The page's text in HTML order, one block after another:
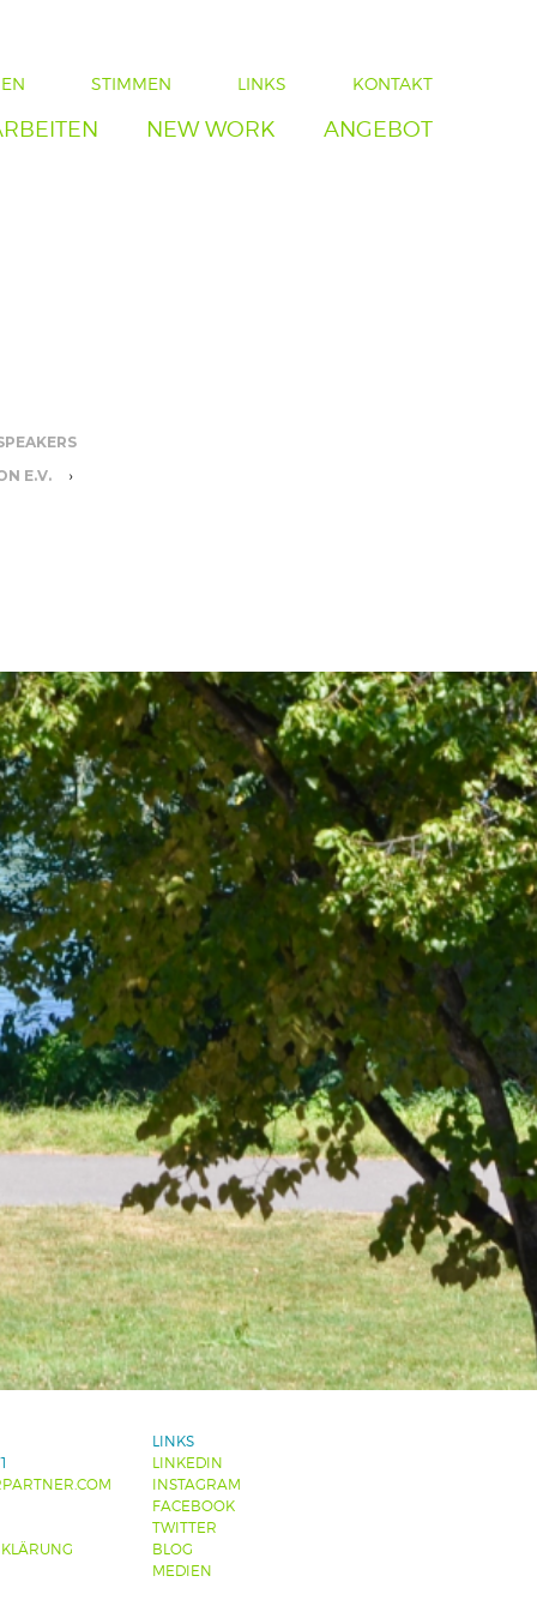
STIMMEN LINKS KONTAKT
NEW WORK ANGEBOT
E.V.
›
LINKS
LINKEDIN
INSTAGRAM
FACEBOOK
TWITTER
BLOG
MEDIEN